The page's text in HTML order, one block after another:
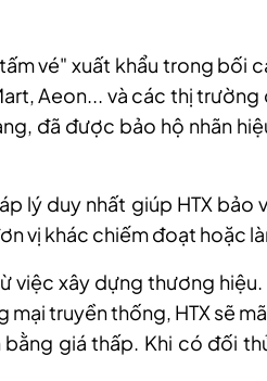
vé" xuất khẩu trong bối
Aeon... và các thị
đã được bảo hộ nhãn
lý duy nhất giúp HTX bảo
vị khác chiếm đoạt hoặc
việc xây dựng thương hiệu.
truyền thống, HTX sẽ
giá thấp. Khi có đối